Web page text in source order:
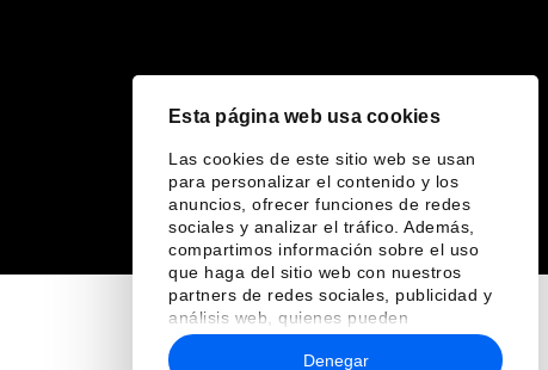
Esta página web usa cookies
Las cookies de este sitio web se usan
para personalizar el contenido y los
anuncios, ofrecer funciones de redes
sociales y analizar el tráfico. Además,
compartimos información sobre el uso
que haga del sitio web con nuestros
partners de redes sociales, publicidad y
análisis web, quienes pueden
combinarla con otra información que les
haya proporcionado o que hayan
Denegar